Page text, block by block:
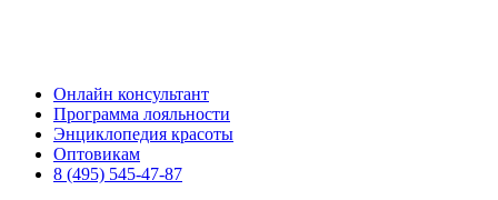
Онлайн консультант
Программа лояльности
Энциклопедия красоты
Оптовикам
8 (495) 545-47-87